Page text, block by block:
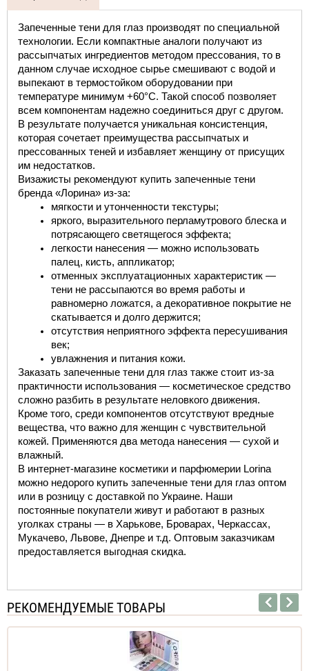
Запеченные тени для глаз производят по специальной
технологии. Если компактные аналоги получают из
рассыпчатых ингредиентов методом прессования, то в
данном случае исходное сырье смешивают с водой и
выпекают в термостойком оборудовании при
температуре минимум +60°C. Такой способ позволяет
всем компонентам надежно соединиться друг с другом.
В результате получается уникальная консистенция,
которая сочетает преимущества рассыпчатых и
прессованных теней и избавляет женщину от присущих
им недостатков.
Визажисты рекомендуют купить запеченные тени
бренда «Лорина» из-за:
мягкости и утонченности текстуры;
яркого, выразительного перламутрового блеска и
потрясающего светящегося эффекта;
легкости нанесения — можно использовать
палец, кисть, аппликатор;
отменных эксплуатационных характеристик —
тени не рассыпаются во время работы и
равномерно ложатся, а декоративное покрытие не
скатывается и долго держится;
отсутствия неприятного эффекта пересушивания
век;
увлажнения и питания кожи.
Заказать запеченные тени для глаз также стоит из-за
практичности использования — косметическое средство
сложно разбить в результате неловкого движения.
Кроме того, среди компонентов отсутствуют вредные
вещества, что важно для женщин с чувствительной
кожей. Применяются два метода нанесения — сухой и
влажный.
В интернет-магазине косметики и парфюмерии Lorina
можно недорого купить запеченные тени для глаз оптом
или в розницу с доставкой по Украине. Наши
постоянные покупатели живут и работают в разных
уголках страны — в Харькове, Броварах, Черкассах,
Мукачево, Львове, Днепре и т.д. Оптовым заказчикам
предоставляется выгодная скидка.
РЕКОМЕНДУЕМЫЕ ТОВАРЫ